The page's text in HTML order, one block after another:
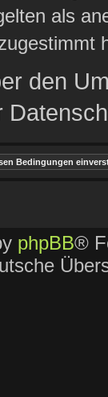
als
den
phpBB®